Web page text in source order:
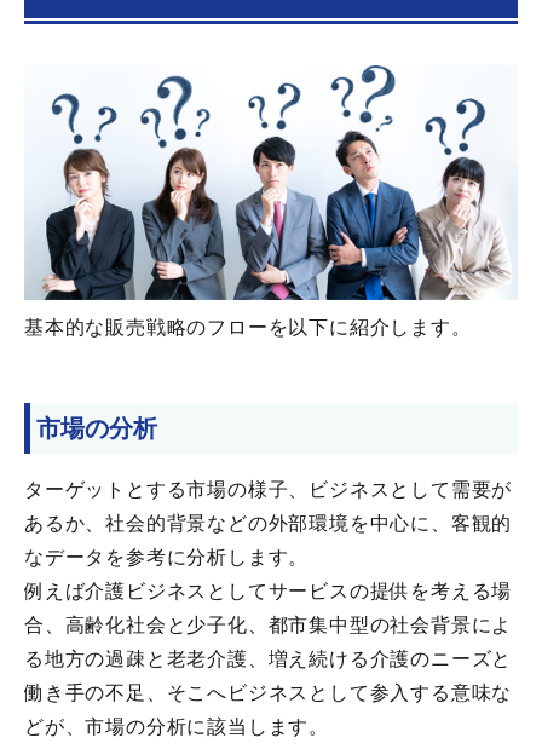
基本的な販売戦略のフローを以下に紹介します。
市場の分析
ターゲットとする市場の様子、ビジネスとして需要が
あるか、社会的背景などの外部環境を中心に、客観的
なデータを参考に分析します。
例えば介護ビジネスとしてサービスの提供を考える場
合、高齢化社会と少子化、都市集中型の社会背景によ
る地方の過疎と老老介護、増え続ける介護のニーズと
働き手の不足、そこへビジネスとして参入する意味な
どが、市場の分析に該当します。